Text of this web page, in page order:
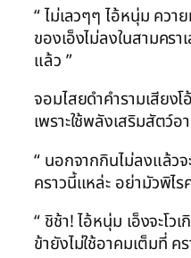
“ ไม่เลวๆๆ ไอ้หนุ่ม คว
ของเอ็งไม่ลงในสามคร
แล้ว ”
จอมไสยดำคำรามเสีย
เพราะใช้พลังเสริมสัตว์
“ นอกจากกินไม่ลงแล้ว
คราวนี้แหล่ะ อย่ามัวพิไ
“ ชิช้า! ไอ้หนุ่ม เอ็งจะโว
ข้ายังไม่ใช้อาคมเต็มที่ ค